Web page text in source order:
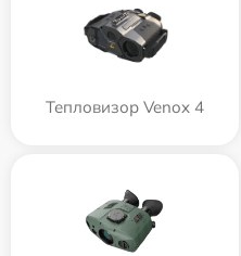
Тепловизор Venox 4